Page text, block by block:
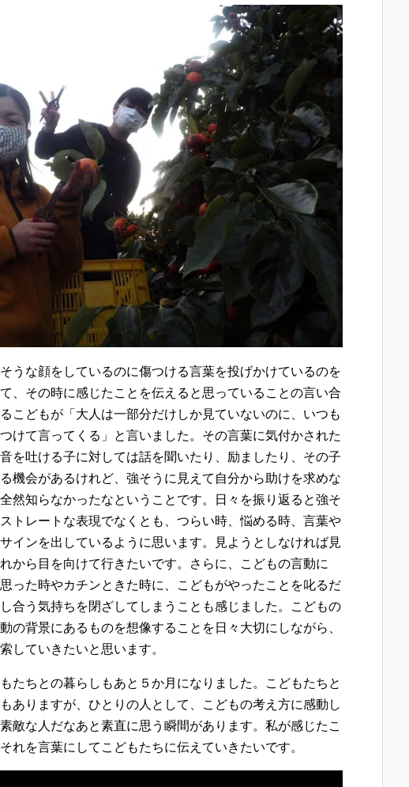
うな顔をしているのに傷つける言葉を投げかけているのを
、その時に感じたことを伝えると思っていることの言い合
こどもが「大人は一部分だけしか見ていないのに、いつも
けて言ってくる」と言いました。その言葉に気付かされた
を吐ける子に対しては話を聞いたり、励ましたり、その子
機会があるけれど、強そうに見えて自分から助けを求めな
然知らなかったなということです。日々を振り返ると強そ
トレートな表現でなくとも、つらい時、悩める時、言葉や
インを出しているように思います。見ようとしなければ見
から目を向けて行きたいです。さらに、こどもの言動に
思った時やカチンときた時に、こどもがやったことを叱るだ
合う気持ちを閉ざしてしまうことも感じました。こどもの
の背景にあるものを想像することを日々大切にしながら、
していきたいと思います。
たちとの暮らしもあと５か月になりました。こどもたちと
ありますが、ひとりの人として、こどもの考え方に感動し
敵な人だなあと素直に思う瞬間があります。私が感じたこ
れを言葉にしてこどもたちに伝えていきたいです。